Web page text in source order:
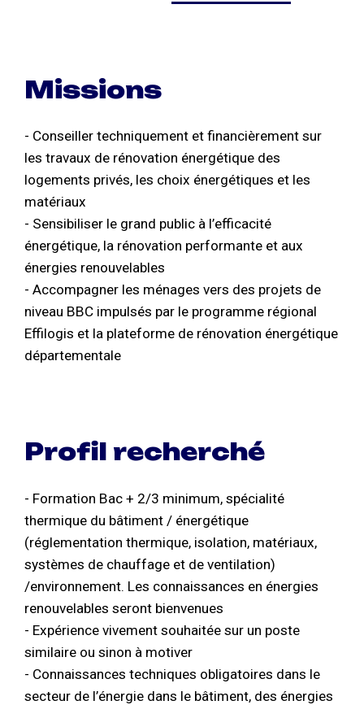
Missions
- Conseiller techniquement et financièrement sur
les travaux de rénovation énergétique des
logements privés, les choix énergétiques et les
matériaux
- Sensibiliser le grand public à l’efficacité
énergétique, la rénovation performante et aux
énergies renouvelables
- Accompagner les ménages vers des projets de
niveau BBC impulsés par le programme régional
Effilogis et la plateforme de rénovation énergétique
départementale
Profil recherché
- Formation Bac + 2/3 minimum, spécialité
thermique du bâtiment / énergétique
(réglementation thermique, isolation, matériaux,
systèmes de chauffage et de ventilation)
/environnement. Les connaissances en énergies
renouvelables seront bienvenues
- Expérience vivement souhaitée sur un poste
similaire ou sinon à motiver
- Connaissances techniques obligatoires dans le
secteur de l’énergie dans le bâtiment, des énergies